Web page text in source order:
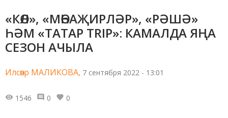
«КӨЛ», «МӨҺАҖИРЛӘР», «РӘШӘ»
ҺӘМ «ТАТАР TRIP»: КАМАЛДА ЯҢА
СЕЗОН АЧЫЛА
Илсөяр МАЛИКОВА, 7 сентября 2022 - 13:01
1546 0 0